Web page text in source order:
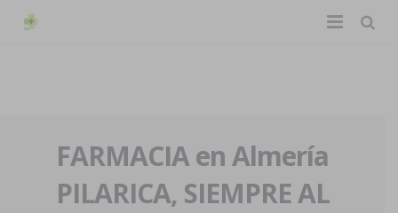
La farmacia
Nuestra historia
Eventos
FARMACIA en Almería
PILARICA, SIEMPRE AL